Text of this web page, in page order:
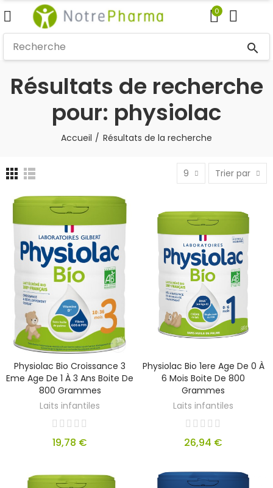
0
search
Résultats de recherche
pour: physiolac
Accueil Résultats de la recherche
9 Trier par
Physiolac Bio Croissance 3
Eme Age De 1 À 3 Ans Boite De
800 Grammes
Laits infantiles
19,78 €
Physiolac Bio 1ere Age De 0 À
6 Mois Boite De 800
Grammes
Laits infantiles
26,94 €